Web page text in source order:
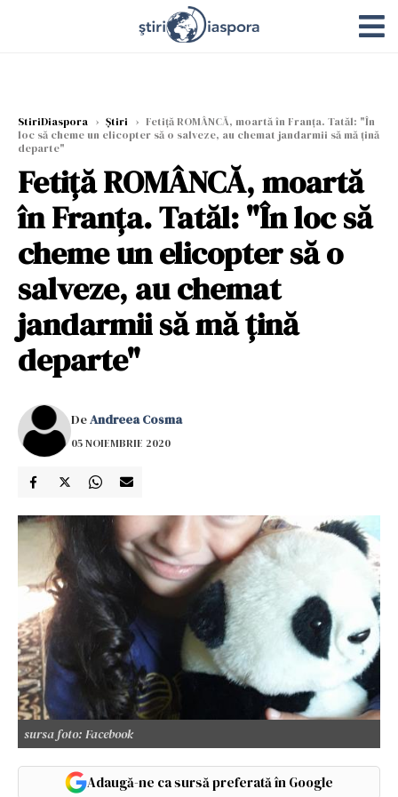
StiriDiaspora › Știri › Fetiţă ROMÂNCĂ, moartă în Franţa. Tatăl: "În
loc să cheme un elicopter să o salveze, au chemat jandarmii să mă ţină
departe"
Fetiţă ROMÂNCĂ, moartă
în Franţa. Tatăl: "În loc să
cheme un elicopter să o
salveze, au chemat
jandarmii să mă ţină
departe"
DeAndreea Cosma
05 NOIEMBRIE 2020
sursa foto: Facebook
Adaugă-ne ca sursă preferată în Google